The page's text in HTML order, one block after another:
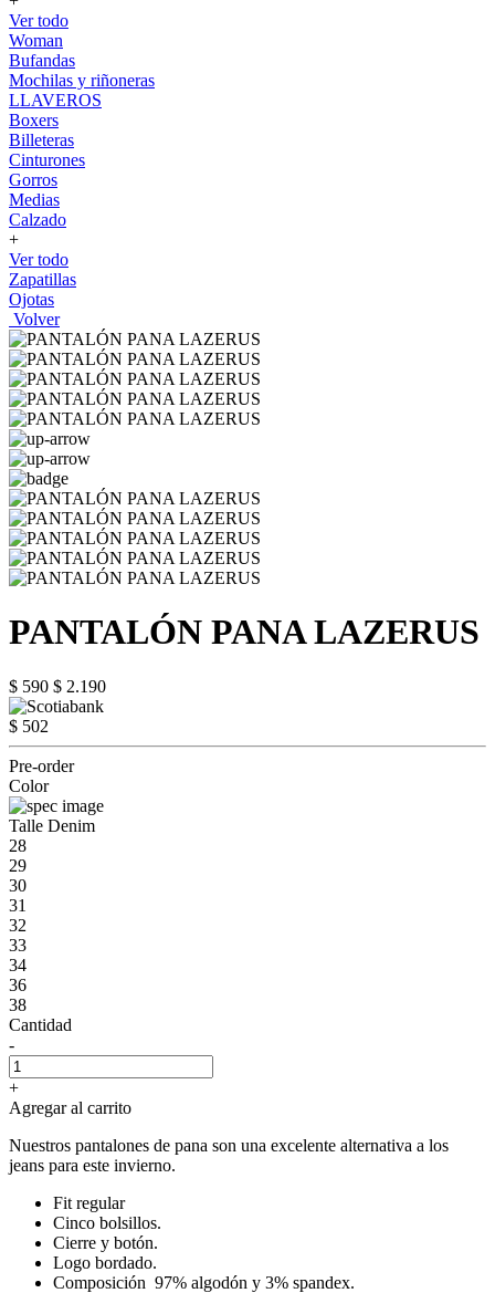
Ver todo
Woman
Bufandas
Mochilas y riñoneras
LLAVEROS
Boxers
Billeteras
Cinturones
Gorros
Medias
Calzado
+
Ver todo
Zapatillas
Ojotas
Volver
PANTALÓN PANA LAZERUS
$ 590 $ 2.190
$ 502
Pre-order
Color
Talle Denim
28
29
30
31
32
33
34
36
38
Cantidad
-
+
Agregar al carrito
Nuestros pantalones de pana son una excelente alternativa a los
jeans para este invierno.
Fit regular
Cinco bolsillos.
Cierre y botón.
Logo bordado.
Composición 97% algodón y 3% spandex.